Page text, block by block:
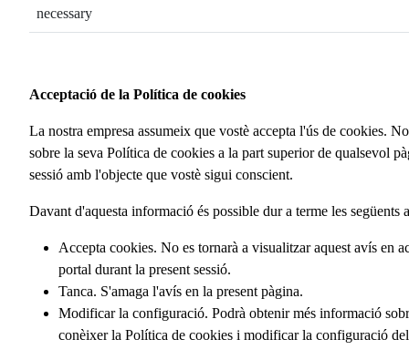
necessary
Acceptació de la Política de cookies
La nostra empresa assumeix que vostè accepta l'ús de cookies.
sobre la seva Política de cookies a la part superior de qualsevol
sessió amb l'objecte que vostè sigui conscient.
Davant d'aquesta informació és possible dur a terme les següents
Accepta cookies. No es tornarà a visualitzar aquest avís en
portal durant la present sessió.
Tanca. S'amaga l'avís en la present pàgina.
Modificar la configuració. Podrà obtenir més informació
conèixer la Política de cookies i modificar la configuració